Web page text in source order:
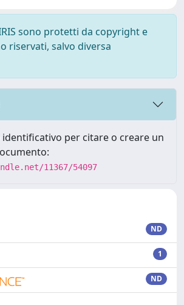
sono protetti da copyright e
riservati, salvo diversa
per citare o creare un
11367/54097
ND
1
ND